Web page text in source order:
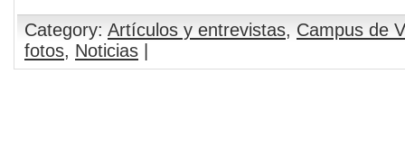
Category: Artículos y entrevistas, Campus de
fotos, Noticias